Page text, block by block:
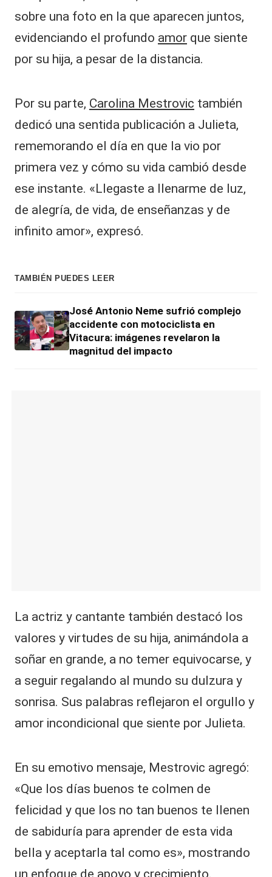
sobre una foto en la que aparecen juntos,
evidenciando el profundo amor que siente
por su hija, a pesar de la distancia.
Por su parte, Carolina Mestrovic también
dedicó una sentida publicación a Julieta,
rememorando el día en que la vio por
primera vez y cómo su vida cambió desde
ese instante. «Llegaste a llenarme de luz,
de alegría, de vida, de enseñanzas y de
infinito amor», expresó.
TAMBIÉN PUEDES LEER
José Antonio Neme sufrió complejo
accidente con motociclista en
Vitacura: imágenes revelaron la
magnitud del impacto
La actriz y cantante también destacó los
valores y virtudes de su hija, animándola a
soñar en grande, a no temer equivocarse, y
a seguir regalando al mundo su dulzura y
sonrisa. Sus palabras reflejaron el orgullo y
amor incondicional que siente por Julieta.
En su emotivo mensaje, Mestrovic agregó:
«Que los días buenos te colmen de
felicidad y que los no tan buenos te llenen
de sabiduría para aprender de esta vida
bella y aceptarla tal como es», mostrando
un enfoque de apoyo y crecimiento.